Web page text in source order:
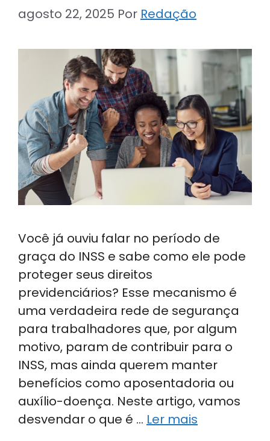
agosto 22, 2025 Por Redação
Você já ouviu falar no período de
graça do INSS e sabe como ele pode
proteger seus direitos
previdenciários? Esse mecanismo é
uma verdadeira rede de segurança
para trabalhadores que, por algum
motivo, param de contribuir para o
INSS, mas ainda querem manter
benefícios como aposentadoria ou
auxílio-doença. Neste artigo, vamos
desvendar o que é … Ler mais